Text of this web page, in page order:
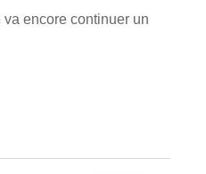
va encore continuer un